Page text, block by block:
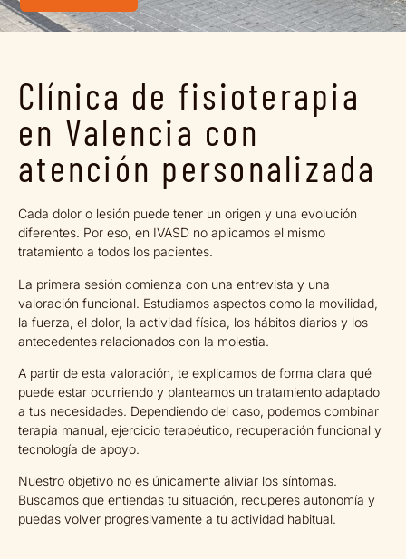
Clínica de fisioterapia
en Valencia con
atención personalizada
Cada dolor o lesión puede tener un origen y una evolución
diferentes. Por eso, en IVASD no aplicamos el mismo
tratamiento a todos los pacientes.
La primera sesión comienza con una entrevista y una
valoración funcional. Estudiamos aspectos como la movilidad,
la fuerza, el dolor, la actividad física, los hábitos diarios y los
antecedentes relacionados con la molestia.
A partir de esta valoración, te explicamos de forma clara qué
puede estar ocurriendo y planteamos un tratamiento adaptado
a tus necesidades. Dependiendo del caso, podemos combinar
terapia manual, ejercicio terapéutico, recuperación funcional y
tecnología de apoyo.
Nuestro objetivo no es únicamente aliviar los síntomas.
Buscamos que entiendas tu situación, recuperes autonomía y
puedas volver progresivamente a tu actividad habitual.